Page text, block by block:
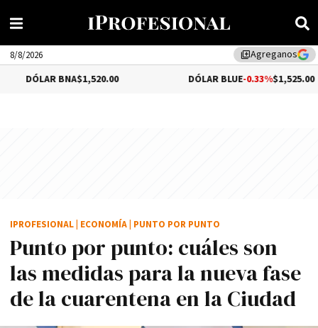
library_addAgreganos
8/8/2026
BNA$1,520.00 DÓLAR BLUE-0.33%$1,525.00
Punto por punto: cuáles son
las medidas para la nueva fase
de la cuarentena en la Ciudad
IPROFESIONAL ECONOMÍA PUNTO POR PUNTO